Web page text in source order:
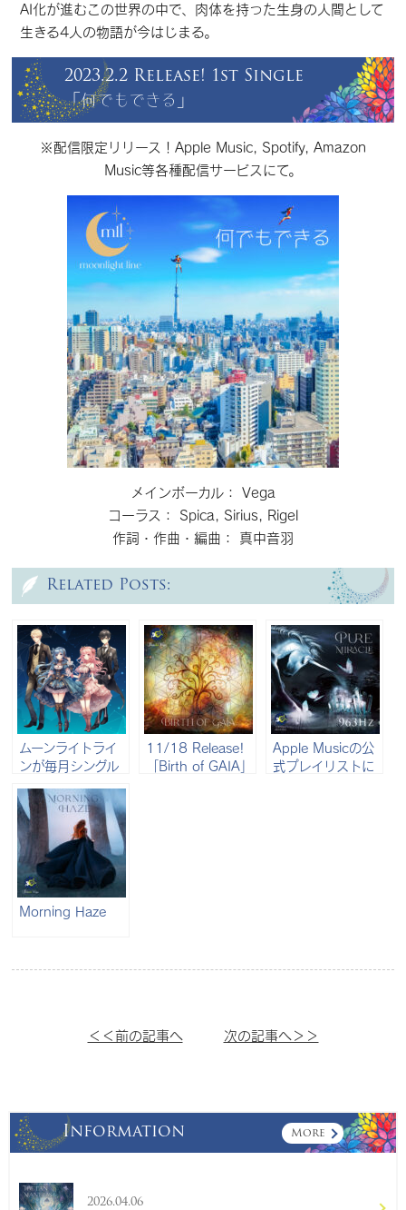
AI化が進むこの世界の中で、肉体を持った生身の人間として
生きる4人の物語が今はじまる。
2023.2.2 Release! 1st Single
「何でもできる」
※配信限定リリース！Apple Music, Spotify, Amazon
Music等各種配信サービスにて。
メインボーカル： Vega
コーラス： Spica, Sirius, Rigel
作詞・作曲・編曲： 真中音羽
Related Posts:
ムーンライトライ
ンが毎月シングル
11/18 Release!
「Birth of GAIA」
Apple Musicの公
式プレイリストに
Morning Haze
＜＜前の記事へ 次の記事へ＞＞
Information More
2026.04.06